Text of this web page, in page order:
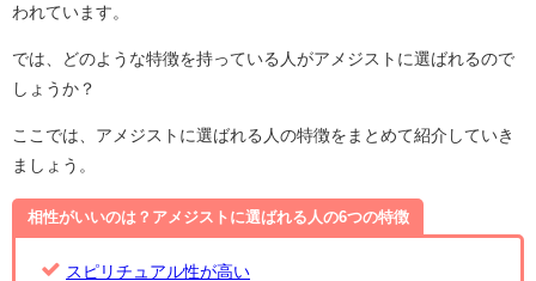
われています。
では、どのような特徴を持っている人がアメジストに選ばれるので
しょうか？
ここでは、アメジストに選ばれる人の特徴をまとめて紹介していき
ましょう。
相性がいいのは？アメジストに選ばれる人の6つの特徴
スピリチュアル性が高い